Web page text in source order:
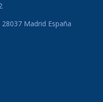
28037 Madrid España